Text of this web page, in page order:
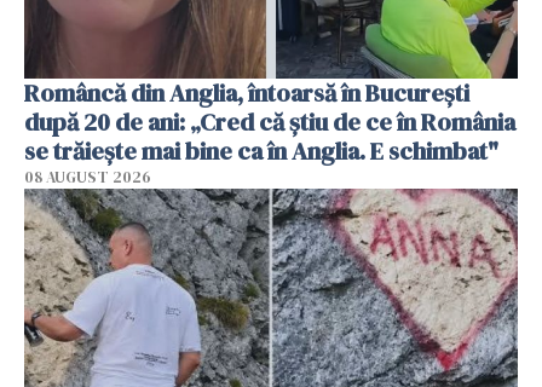
Româncă din Anglia, întoarsă în București
după 20 de ani: „Cred că știu de ce în România
se trăiește mai bine ca în Anglia. E schimbat"
08 AUGUST 2026